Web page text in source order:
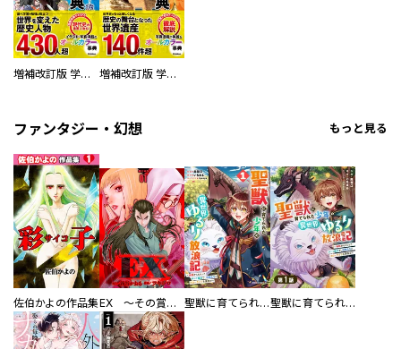
増補改訂版 学研まんが NEW世界の歴史 別巻 人物学習事典 増補改訂版 学研まんが NEW世界の歴史 別巻 世界遺産学習事典
ファンタジー・幻想 もっと見る
佐伯かよの作品集 EX ～その賞金稼ぎは、世界の出口を探す～【単行本版】 聖獣に育てられた少年の異世界ゆるり放浪記～神様からもらったチート魔法で、仲間たちとスローライフを満喫中～ 聖獣に育てられた少年の異世界ゆるり放浪記～神様からもらったチート魔法で、仲間たちとスローライフを満喫中～【分冊版】